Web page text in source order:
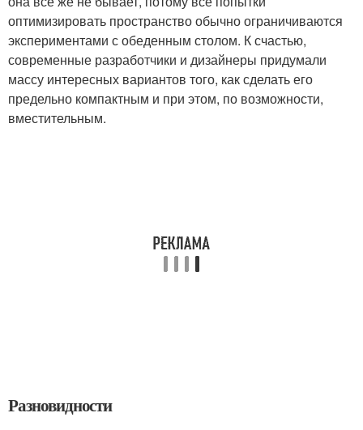
оптимизировать пространство обычно ограничиваются
экспериментами с обеденным столом. К счастью,
современные разработчики и дизайнеры придумали
массу интересных вариантов того, как сделать его
предельно компактным и при этом, по возможности,
вместительным.
Разновидности